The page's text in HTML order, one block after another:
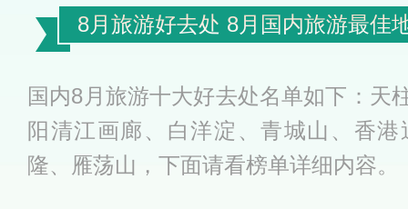
8月旅游好去处 8月国内旅游最佳
国内8月旅游十大好去处名单如下：天
阳清江画廊、白洋淀、青城山、香
隆、雁荡山，下面请看榜单详细内容。